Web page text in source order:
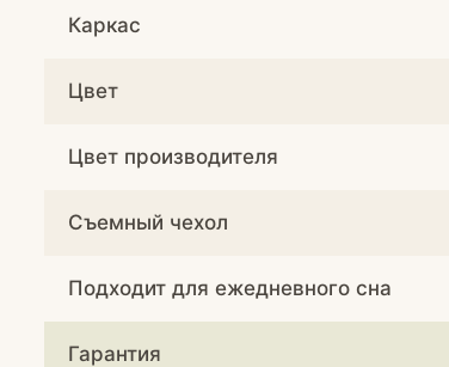
Каркас
Цвет
Цвет производителя
Съемный чехол
Подходит для ежедневного сна
Гарантия